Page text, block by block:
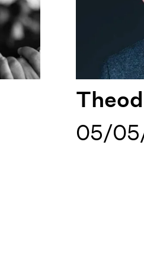
05/